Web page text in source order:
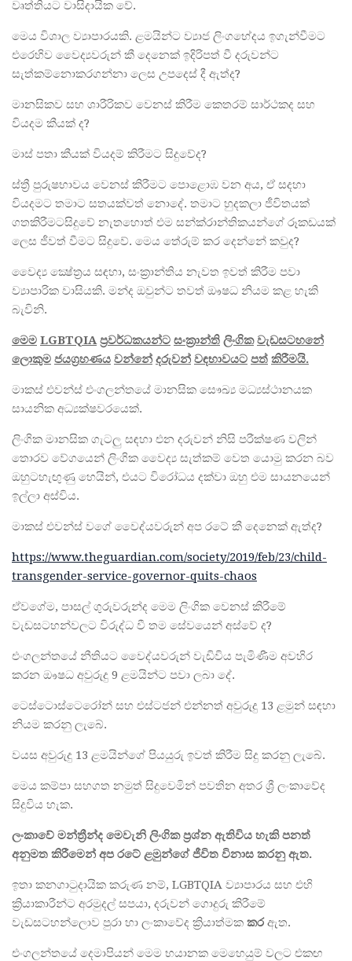
වෘත්තියට වාසිදායික වේ.
මෙය විශාල ව්‍යාපාරයකි. ළමයින්ට ව්‍යාජ ලිංගභේදය ඉගැන්වීමට
එරෙහිව වෛද්‍යවරුන් කී දෙනෙක් ඉදිරිපත් වී දරුවන්ට
සැත්කම්නොකරගන්නා ලෙස උපදෙස් දී ඇත්ද?
මානසිකව සහ ශාරීරිකව වෙනස් කිරීම කෙතරම් සාර්ථකද සහ
වියදම කීයක් ද?
මාස් පතා කීයක් වියදම් කිරීමට සිදුවේද?
ස්ත්‍රී පුරුෂභාවය වෙනස් කිරීමට පොළොඹ වන අය, ඒ සදහා
වියදමට තමාට සතයක්වත් නොදේ. තමාට හුදකලා ජීවිතයක්
ගතකිරීමටසිදුවේ නැතහොත් එම සන්ක්රාන්තිකයන්ගේ රූකඩයක්
ලෙස ජීවත් වීමට සිදුවේ. මෙය තේරුම් කර දෙන්නේ කවුද?
වෛද්‍ය ක්‍ෂේත්‍රය සඳහා, සංක්‍රාන්තිය නැවත ඉවත් කිරීම පවා
ව්‍යාපාරික වාසියකි. මන්ද ඔවුන්ට තවත් ඖෂධ නියම කළ හැකි
බැවිනි.
මෙම LGBTQIA ප්‍රවර්ධකයන්ට සංක්‍රාන්ති ලිංගික වැඩසටහනේ
ලොකුම ජයග්‍රහණය වන්නේ දරුවන් වඳභාවයට පත් කිරීමයි.
මාකස් එවන්ස් එංගලන්තයේ මානසික සෞඛ්‍ය මධ්‍යස්ථානයක
සායනික අධ්‍යක්ෂවරයෙක්.
ලිංගික මානසික ගැටලු සඳහා එන දරුවන් නිසි පරීක්ෂණ වලින්
තොරව වේගයෙන් ලිංගික වෛද්‍ය සැත්කම් වෙත යොමු කරන බව
ඔහුටහැඟුණු හෙයින්, එයට විරෝධය දක්වා ඔහු එම සායනයෙන්
ඉල්ලා අස්විය.
මාකස් එවන්ස් වගේ වෛද්යවරුන් අප රටේ කී දෙනෙක් ඇත්ද?
https://www.theguardian.com/society/2019/feb/23/child-
transgender-service-governor-quits-chaos
ඒවගේම, පාසල් ගුරුවරුන්ද මෙම ලිංගික වෙනස් කිරීමේ
වැඩසටහන්වලට විරුද්ධ වී තම සේවයෙන් අස්වේ ද?
එංගලන්තයේ නීතියට වෛද්යවරුන් වැඩිවිය පැමිණීම අවහිර
කරන ඖෂධ අවුරුදු 9 ළමයින්ට පවා ලබා දේ.
ටෙස්ටොස්ටෙරෝන් සහ එස්ටජන් එන්නත් අවුරුදු 13 ළමුන් සඳහා
නියම කරනු ලැබේ.
වයස අවුරුදු 13 ළමයින්ගේ පියයුරු ඉවත් කිරීම සිදු කරනු ලැබේ.
මෙය කම්පා සහගත නමුත් සිදුවෙමින් පවතින අතර ශ්‍රී ලංකාවේද
සිදුවිය හැක.
ලංකාවේ මන්ත්‍රීන්ද මෙවැනි ලිංගික ප්‍රශ්න ඇතිවිය හැකි පනත්
අනුමත කිරීමෙන් අප රටේ ළමුන්ගේ ජීවිත විනාස කරනු ඇත.
ඉතා කනගාටුදායික කරුණ නම්, LGBTQIA ව්‍යාපාරය සහ එහි
ක්‍රියාකාරීන්ට අරමුදල් සපයා, දරුවන් ගොදුරු කිරීමේ
වැඩසටහන්ලොව පුරා හා ලංකාවේද ක්‍රියාත්මක කරඇත.
එංගලන්තයේ දෙමාපියන් මෙම භයානක මෙහෙයුම් වලට එකඟ